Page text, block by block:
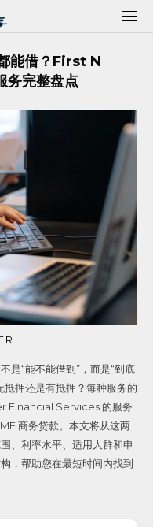
能借？First N
完整盘点
是“能不能借到”，而是“到底
押还是有抵押？每种服务的
Financial Services 的服务
商务贷款。本文将从这两
、利率水平、适用人群和申
，帮助您在最短时间内找到